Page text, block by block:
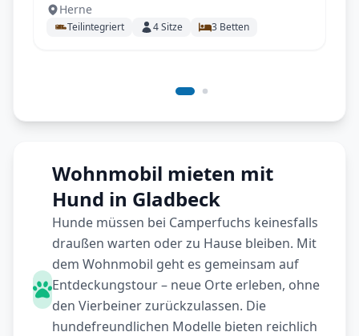
Herne
Teilintegriert 4Sitze 3 Betten
Wohnmobil mieten mit
Hund in Gladbeck
Hunde müssen bei Camperfuchs keinesfalls
draußen warten oder zu Hause bleiben. Mit
dem Wohnmobil geht es gemeinsam auf
Entdeckungstour – neue Orte erleben, ohne
den Vierbeiner zurückzulassen. Die
hundefreundlichen Modelle bieten reichlich